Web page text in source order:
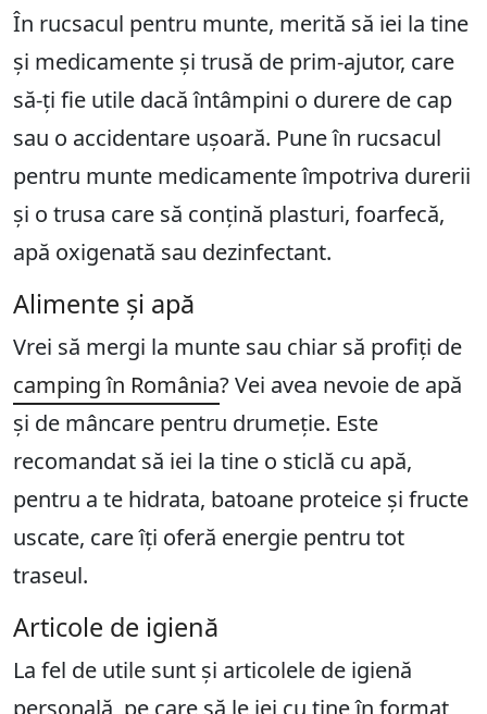
În rucsacul pentru munte, merită să iei la tine
și medicamente și trusă de prim-ajutor, care
să-ți fie utile dacă întâmpini o durere de cap
sau o accidentare ușoară. Pune în rucsacul
pentru munte medicamente împotriva durerii
și o trusa care să conțină plasturi, foarfecă,
apă oxigenată sau dezinfectant.
Alimente și apă
Vrei să mergi la munte sau chiar să profiți de
camping în România? Vei avea nevoie de apă
și de mâncare pentru drumeție. Este
recomandat să iei la tine o sticlă cu apă,
pentru a te hidrata, batoane proteice și fructe
uscate, care îți oferă energie pentru tot
traseul.
Articole de igienă
La fel de utile sunt și articolele de igienă
personală, pe care să le iei cu tine în format